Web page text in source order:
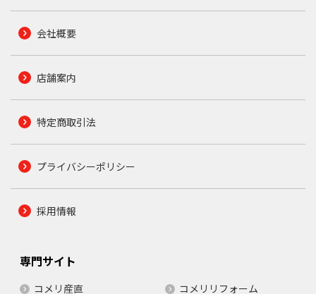
会社概要
店舗案内
特定商取引法
プライバシーポリシー
採用情報
専門サイト
コメリ産直 コメリリフォーム